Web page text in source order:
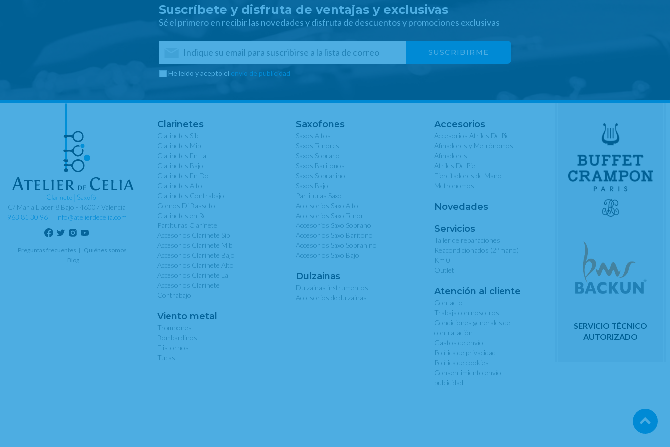
Suscríbete y disfruta de ventajas y exclusivas
Sé el primero en recibir las novedades y disfruta de descuentos y promociones exclusivas
He leído y acepto el envío de publicidad
C/ Maria Llacer 8 Bajo - 46007 Valencia
963 81 30 96| info@atelierdecelia.com
Preguntas frecuentes
Quiénes somos
Blog
Clarinetes
Clarinetes Sib
Clarinetes Mib
Clarinetes En La
Clarinetes Bajo
Clarinetes En Do
Clarinetes Alto
Clarinetes Contrabajo
Cornos Di Basseto
Clarinetes en Re
Partituras Clarinete
Accesorios Clarinete Sib
Accesorios Clarinete Mib
Accesorios Clarinete Bajo
Accesorios Clarinete Alto
Accesorios Clarinete La
Accesorios Clarinete
Contrabajo
Viento metal
Trombones
Bombardinos
Fliscornos
Tubas
Saxofones
Saxos Altos
Saxos Tenores
Saxos Soprano
Saxos Baritonos
Saxos Sopranino
Saxos Bajo
Partituras Saxo
Accesorios Saxo Alto
Accesorios Saxo Tenor
Accesorios Saxo Soprano
Accesorios Saxo Baritono
Accesorios Saxo Sopranino
Accesorios Saxo Bajo
Dulzainas
Dulzainas instrumentos
Accesorios de dulzainas
Accesorios
Accesorios Atriles De Pie
Afinadores y Metrónomos
Afinadores
Atriles De Pie
Ejercitadores de Mano
Metronomos
Novedades
Servicios
Taller de reparaciones
Reacondicionados (2a mano)
Km 0
Outlet
Atención al cliente
Contacto
Trabaja con nosotros
Condiciones generales de
contratación
Gastos de envío
Política de privacidad
Política de cookies
Consentimiento envío
publicidad
SERVICIO TÉCNICO
AUTORIZADO